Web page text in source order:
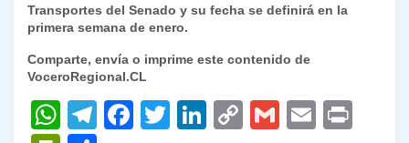
Transportes del Senado y su fecha se definirá en la
primera semana de enero.
Comparte, envía o imprime este contenido de
VoceroRegional.CL
W
T
F
T
Li
C
G
E